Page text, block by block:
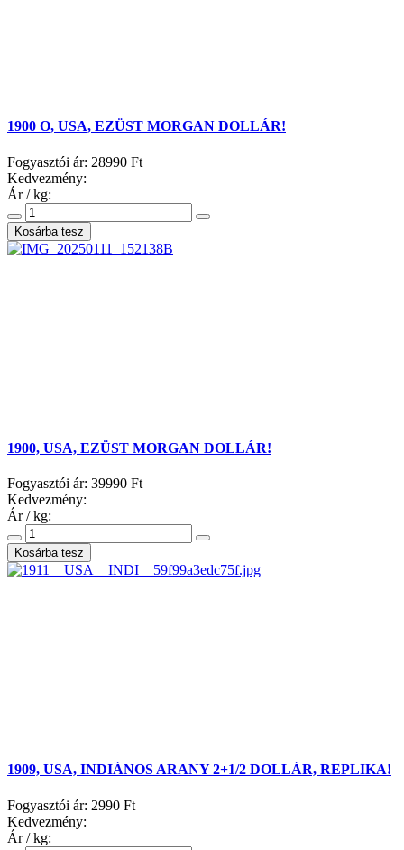
1900 O, USA, EZÜST MORGAN DOLLÁR!
Fogyasztói ár: 28990 Ft
Kedvezmény:
Ár / kg:
1900, USA, EZÜST MORGAN DOLLÁR!
Fogyasztói ár: 39990 Ft
Kedvezmény:
Ár / kg:
1909, USA, INDIÁNOS ARANY 2+1/2 DOLLÁR, REPLIKA!
Fogyasztói ár: 2990 Ft
Kedvezmény:
Ár / kg: